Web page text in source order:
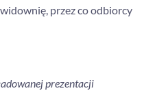
przez co odbiorcy
prezentacji